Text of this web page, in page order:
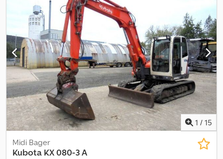
1 / 15
Midi Bager
Kubota KX 080-3 A